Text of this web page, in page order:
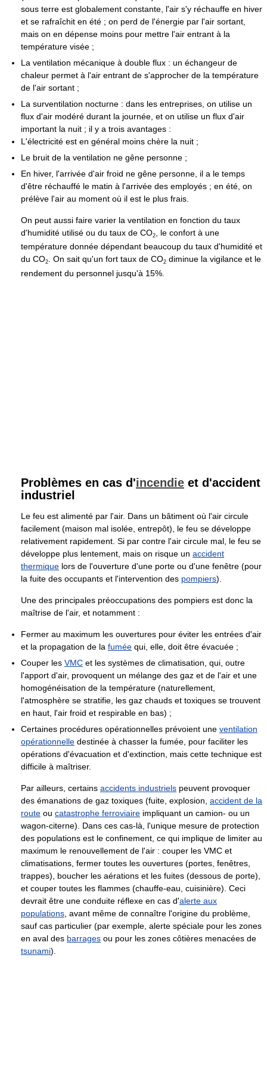
sous terre est globalement constante, l'air s'y réchauffe en hiver
et se rafraîchit en été ; on perd de l'énergie par l'air sortant,
mais on en dépense moins pour mettre l'air entrant à la
température visée ;
La ventilation mécanique à double flux : un échangeur de
chaleur permet à l'air entrant de s'approcher de la température
de l'air sortant ;
La surventilation nocturne : dans les entreprises, on utilise un
flux d'air modéré durant la journée, et on utilise un flux d'air
important la nuit ; il y a trois avantages :
L'électricité est en général moins chère la nuit ;
Le bruit de la ventilation ne gêne personne ;
En hiver, l'arrivée d'air froid ne gêne personne, il a le temps
d'être réchauffé le matin à l'arrivée des employés ; en été, on
prélève l'air au moment où il est le plus frais.
On peut aussi faire varier la ventilation en fonction du taux
d'humidité utilisé ou du taux de CO2, le confort à une
température donnée dépendant beaucoup du taux d'humidité et
du CO2. On sait qu'un fort taux de CO2 diminue la vigilance et le
rendement du personnel jusqu'à 15%.
Problèmes en cas d'incendie et d'accident
industriel
Le feu est alimenté par l'air. Dans un bâtiment où l'air circule
facilement (maison mal isolée, entrepôt), le feu se développe
relativement rapidement. Si par contre l'air circule mal, le feu se
développe plus lentement, mais on risque un accident
thermique lors de l'ouverture d'une porte ou d'une fenêtre (pour
la fuite des occupants et l'intervention des pompiers).
Une des principales préoccupations des pompiers est donc la
maîtrise de l'air, et notamment :
Fermer au maximum les ouvertures pour éviter les entrées d'air
et la propagation de la fumée qui, elle, doit être évacuée ;
Couper les VMC et les systèmes de climatisation, qui, outre
l'apport d'air, provoquent un mélange des gaz et de l'air et une
homogénéisation de la température (naturellement,
l'atmosphère se stratifie, les gaz chauds et toxiques se trouvent
en haut, l'air froid et respirable en bas) ;
Certaines procédures opérationnelles prévoient une ventilation
opérationnelle destinée à chasser la fumée, pour faciliter les
opérations d'évacuation et d'extinction, mais cette technique est
difficile à maîtriser.
Par ailleurs, certains accidents industriels peuvent provoquer
des émanations de gaz toxiques (fuite, explosion, accident de la
route ou catastrophe ferroviaire impliquant un camion- ou un
wagon-citerne). Dans ces cas-là, l'unique mesure de protection
des populations est le confinement, ce qui implique de limiter au
maximum le renouvellement de l'air : couper les VMC et
climatisations, fermer toutes les ouvertures (portes, fenêtres,
trappes), boucher les aérations et les fuites (dessous de porte),
et couper toutes les flammes (chauffe-eau, cuisinière). Ceci
devrait être une conduite réflexe en cas d'alerte aux
populations , avant même de connaître l'origine du problème,
sauf cas particulier (par exemple, alerte spéciale pour les zones
en aval des barrages ou pour les zones côtières menacées de
tsunami).